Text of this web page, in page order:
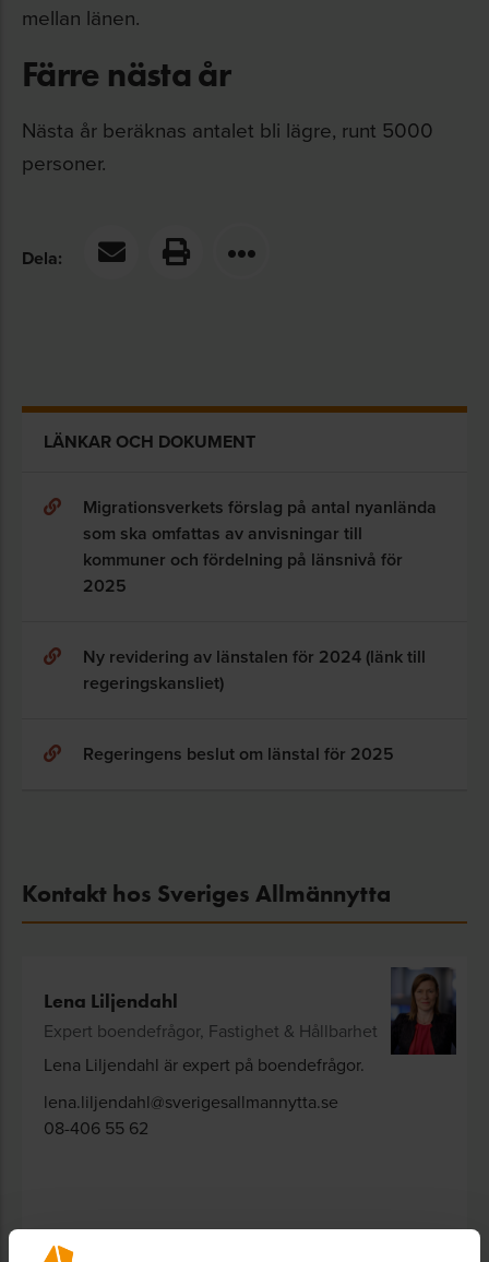
mellan länen.
Färre nästa år
Nästa år beräknas antalet bli lägre, runt 5000
personer.
Dela:
LÄNKAR OCH DOKUMENT
Migrationsverkets förslag på antal nyanlända
som ska omfattas av anvisningar till
kommuner och fördelning på länsnivå för
2025
Ny revidering av länstalen för 2024 (länk till
regeringskansliet)
Regeringens beslut om länstal för 2025
Kontakt hos Sveriges Allmännytta
Lena Liljendahl
Expert boendefrågor, Fastighet & Hållbarhet
Lena Liljendahl är expert på boendefrågor.
lena.liljendahl@sverigesallmannytta.se
08-406 55 62